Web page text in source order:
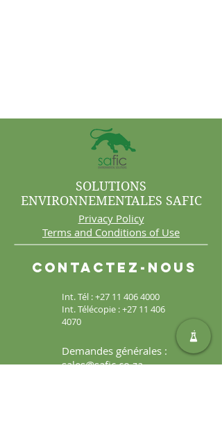
Int. Tél :+27 11 406 4000
Int. Télécopie :+27 11 406
4070
Contactez-nous
Demandes générales :
sales@safic.co.za
SOLUTIONS
ENVIRONNEMENTALES SAFIC
Privacy Policy
Terms and Conditions of Use